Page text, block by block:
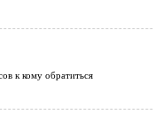
к кому обратиться